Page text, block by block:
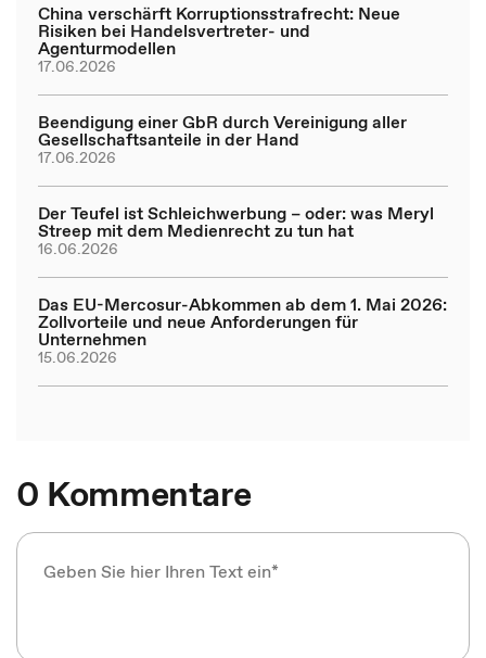
China verschärft Korruptionsstrafrecht: Neue
Risiken bei Handelsvertreter- und
Agenturmodellen
17.06.2026
Beendigung einer GbR durch Vereinigung aller
Gesellschaftsanteile in der Hand
17.06.2026
Der Teufel ist Schleichwerbung – oder: was Meryl
Streep mit dem Medienrecht zu tun hat
16.06.2026
Das EU-Mercosur-Abkommen ab dem 1. Mai 2026:
Zollvorteile und neue Anforderungen für
Unternehmen
15.06.2026
0 Kommentare